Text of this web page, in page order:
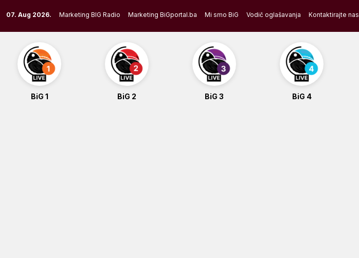
to
content
07. Aug 2026. Marketing BIG Radio Marketing BiGportal.ba Mi smo BiG Vodič oglašavanja Kontaktirajte nas
BiG 1 BiG 2 BiG 3 BiG 4